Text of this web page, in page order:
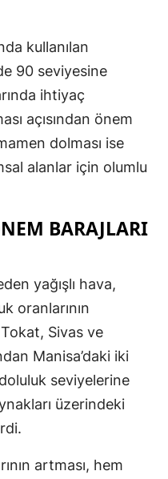
kullanılan
90 seviyesine
ihtiyaç
açısından önem
dolması ise
alanlar için olumlu
BARAJLARI
yağışlı hava,
oranlarının
Sivas ve
Manisa’daki iki
seviyelerine
üzerindeki
artması, hem